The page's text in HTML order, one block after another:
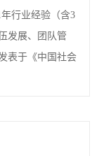
行业经验（含3
发展、团队管
表于《中国社会